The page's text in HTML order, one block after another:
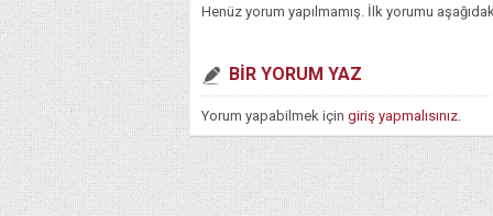
Henüz yorum yapılmamış. İlk yorumu
BİR YORUM YAZ
Yorum yapabilmek için giriş yapmalısınız